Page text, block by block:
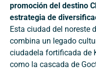
promoción del destino
estrategia de
Esta ciudad del noreste
combina un legado
ciudadela fortificada de
como la cascada de